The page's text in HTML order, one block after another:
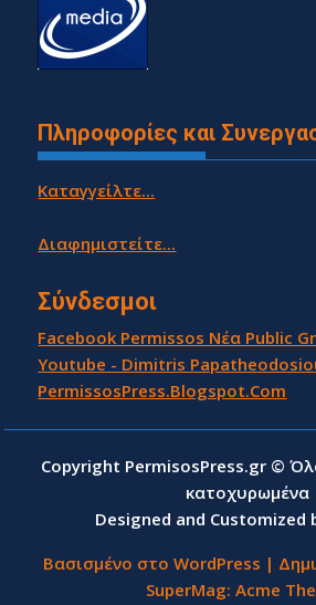
Πληροφορίες και
Καταγγείλτε...
Διαφημιστείτε...
Σύνδεσμοι
Facebook Permissos Νέα Public
Youtube - Dimitris
PermissosPress.Blogspot.Com
Copyright PermisosPress.gr ©
κατοχυρωμένα
Designed and Customized
Βασισμένο στο WordPress |
SuperMag: Acme